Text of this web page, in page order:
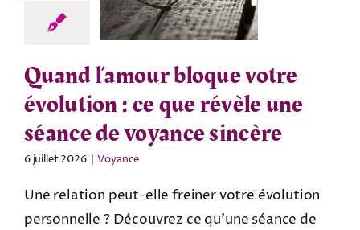
Quand l’amour bloque votre
évolution : ce que révèle une
séance de voyance sincère
6 juillet 2026 | Voyance
Une relation peut-elle freiner votre évolution
personnelle ? Découvrez ce qu'une séance de